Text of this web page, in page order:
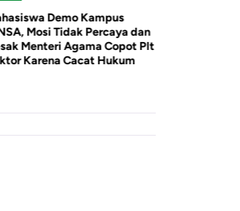
Ojol Di Mojokerto Jadi Garda
Depan Perangi Rokok Ilegal